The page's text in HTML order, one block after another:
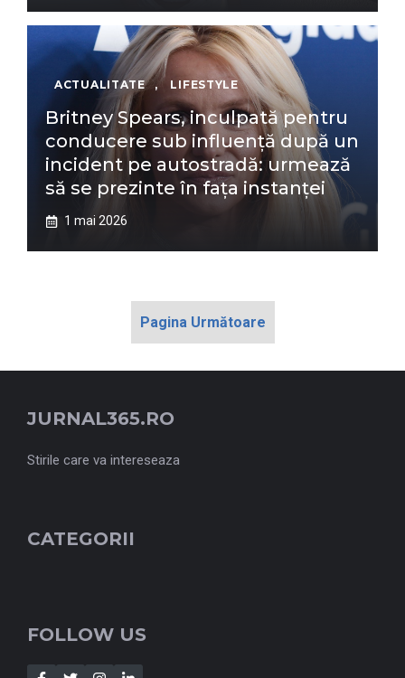
ACTUALITATE , LIFESTYLE
Britney Spears, inculpată pentru
conducere sub influență după un
incident pe autostradă: urmează
să se prezinte în fața instanței
1 mai 2026
Pagina Următoare
JURNAL365.RO
Stirile care va intereseaza
CATEGORII
FOLLOW US